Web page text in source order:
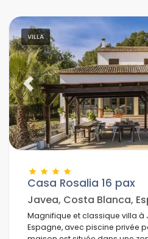
VILLA
Previous
Casa Rosalia 16 pax
Javea, Costa Blanca,
Magnifique et classique villa à
Espagne, avec piscine privée